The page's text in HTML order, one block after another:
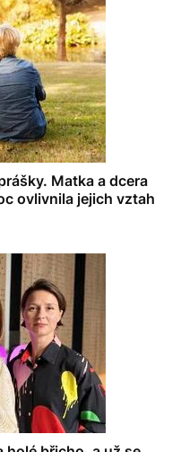
Matka a dcera
ovlivnila jejich vztah